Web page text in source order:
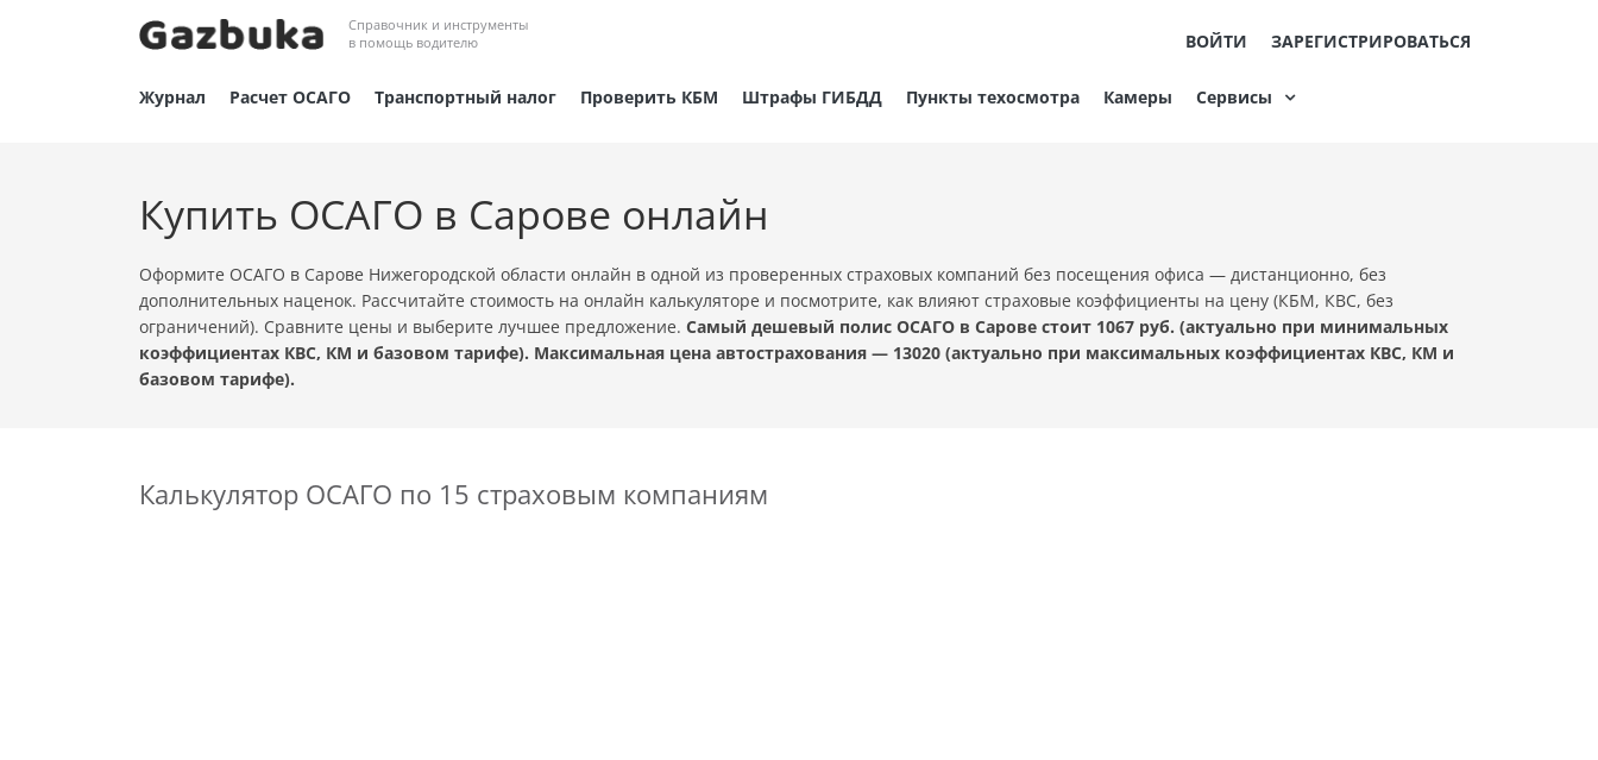
Справочник и инструменты
в помощь водителю
ВОЙТИ ЗАРЕГИСТРИРОВАТЬСЯ
Журнал Расчет ОСАГО Транспортный налог Проверить КБМ Штрафы ГИБДД Пункты техосмотра Камеры Сервисы
Купить ОСАГО в Сарове онлайн
Оформите ОСАГО в Сарове Нижегородской области онлайн в одной из проверенных страховых компаний без посещения офиса — дистанционно, без
дополнительных наценок. Рассчитайте стоимость на онлайн калькуляторе и посмотрите, как влияют страховые коэффициенты на цену (КБМ, КВС, без
ограничений). Сравните цены и выберите лучшее предложение. Самый дешевый полис ОСАГО в Сарове стоит 1067 руб. (актуально при минимальных
коэффициентах КВС, КМ и базовом тарифе). Максимальная цена автострахования — 13020 (актуально при максимальных коэффициентах КВС, КМ и
базовом тарифе).
Калькулятор ОСАГО по 15 страховым компаниям